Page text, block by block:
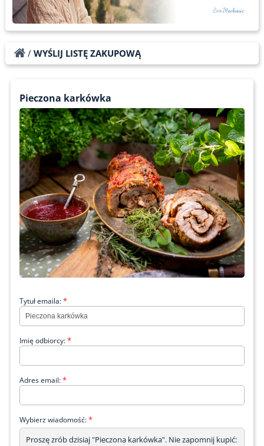
/ WYŚLIJ LISTĘ ZAKUPOWĄ
Pieczona karkówka
Tytuł emaila:*
Imię odbiorcy:*
Adres email:*
Wybierz wiadomość:*
Proszę zrób dzisiaj "Pieczona karkówka". Nie zapomnij kupić: